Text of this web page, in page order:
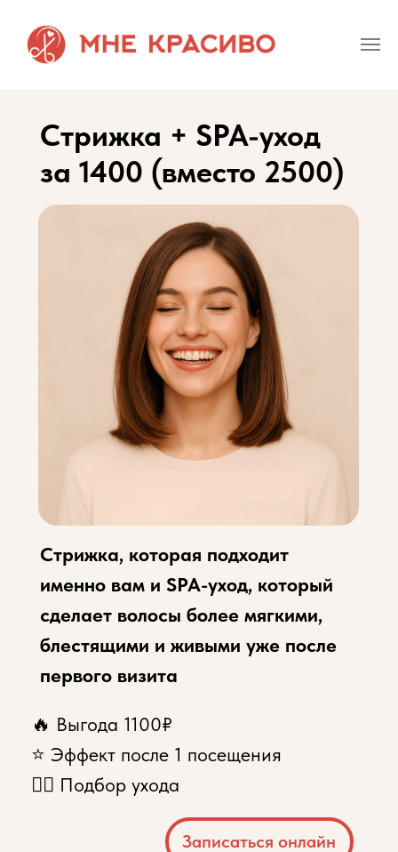
за 1400 (вместо 2500)
Стрижка, которая подходит
именно вам и SPA-уход, который
сделает волосы более мягкими,
блестящими и живыми уже после
🔥 Выгода 1100₽
💆‍♀ Подбор ухода
Записаться онлайн